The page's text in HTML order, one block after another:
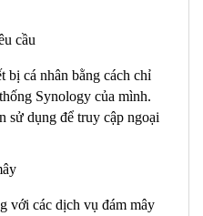
cầu
bị cá nhân bằng cách chỉ
Synology của mình.
sử dụng để truy cập ngoại
với các dịch vụ đám mây